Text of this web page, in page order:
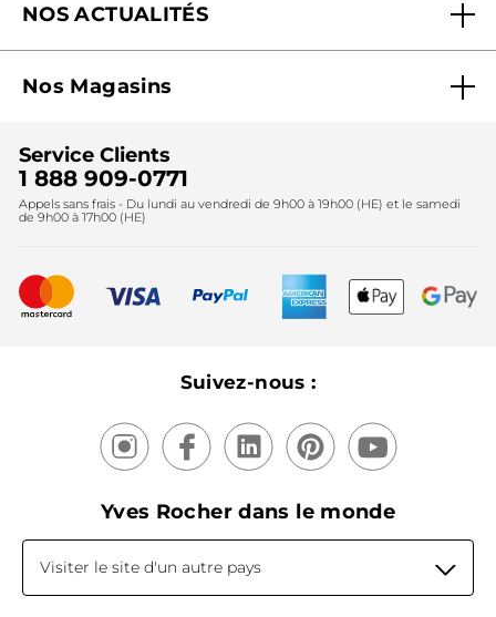
Offre Courrier / Magazine
Accessibilité
Cadeaux corporatifs
Pourquoi nous faire confiance ?
Fondation Yves Rocher
2024
Lutte contre le travail forcé et le travail des enfants
2025
NOS ACTUALITÉS
Black Friday
Noël
Fête des mères
Nouveautés
Recyclage
Nos Magasins
Instituts
Service Clients
1 888 909-0771
Appels sans frais - Du lundi au vendredi de 9h00 à 19h00 (HE) et le samedi
de 9h00 à 17h00 (HE)
Suivez-nous :
Yves Rocher dans le monde
Visiter le site d'un autre pays